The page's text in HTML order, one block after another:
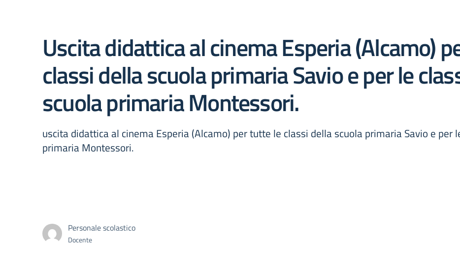
Uscita didattica al cinema Esperia (Alcamo)
classi della scuola primaria Savio e per le
scuola primaria Montessori.
uscita didattica al cinema Esperia (Alcamo) per tutte le classi della scuola primaria Savio e per
primaria Montessori.
Personale scolastico
Docente